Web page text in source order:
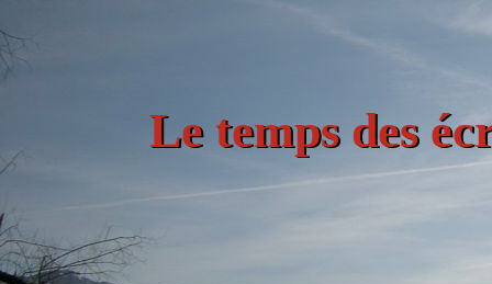
Le temps des
Le temps des